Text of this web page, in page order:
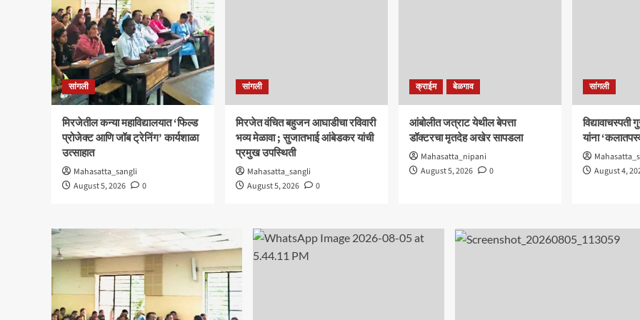
सांगली
मिरजेतील कन्या महाविद्यालयात ‘फिल्ड
प्रोजेक्ट आणि जॉब ट्रेनिंग’ कार्यशाळा
उत्साहात
Mahasatta_sangli
August 5, 2026
0
सांगली
मिरजेत वंचित बहुजन आघाडीचा रविवारी
भव्य मेळावा ; सुजातभाई आंबेडकर यांची
प्रमुख उपस्थिती
Mahasatta_sangli
August 5, 2026
0
क्राईम बेळगाव
आंबोलीत जत्राट येथील बेपत्ता
डॉक्टरचा मृतदेह अखेर सापडला
Mahasatta_nipani
August 5, 2026
0
सांगली
यांना
August 4,